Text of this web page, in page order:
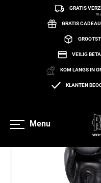
naar de contentGRATIS
GRATIS
VEILIG
KOM LANGS IN
KLANTEN
Menu